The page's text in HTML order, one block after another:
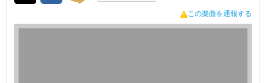
この楽曲を通報する